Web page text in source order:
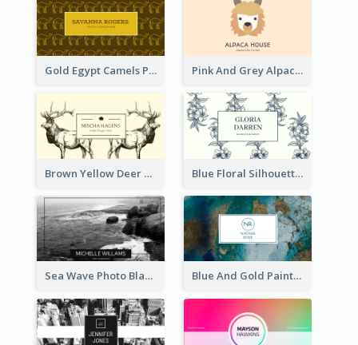
Gold Egypt Camels Patterns Illustration Business Card Pink And Grey Alpaca Illustration Business Card
Brown Yellow Deer Silhouette Business Card Blue Floral Silhouette Elegant Business Card
Sea Wave Photo Black And White Business Card Blue And Gold Painting Texture Business Card